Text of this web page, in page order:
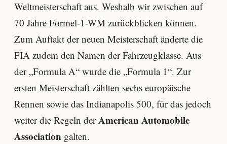
Weltmeisterschaft aus. Weshalb wir zwischen auf
70 Jahre Formel-1-WM zurückblicken können.
Zum Auftakt der neuen Meisterschaft änderte die
FIA zudem den Namen der Fahrzeugklasse. Aus
der „Formula A“ wurde die „Formula 1“. Zur
ersten Meisterschaft zählten sechs europäische
Rennen sowie das Indianapolis 500, für das jedoch
weiter die Regeln derAmerican Automobile
Association galten.